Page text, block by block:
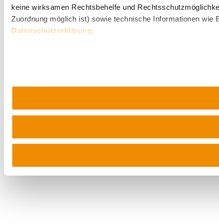
keine wirksamen Rechtsbehelfe und
Zuordnung möglich ist) sowie technische Informationen
Datenschutzerklärung.